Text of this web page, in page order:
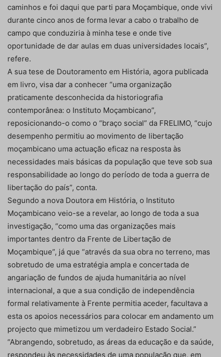
caminhos e foi daqui que parti para Moçambique, onde vivi
durante cinco anos de forma levar a cabo o trabalho de
campo que conduziria à minha tese e onde tive
oportunidade de dar aulas em duas universidades locais”,
refere.
A sua tese de Doutoramento em História, agora publicada
em livro, visa dar a conhecer “uma organização
praticamente desconhecida da historiografia
contemporânea: o Instituto Moçambicano”,
reposicionando-o como o “braço social” da FRELIMO, “cujo
desempenho permitiu ao movimento de libertação
moçambicano uma actuação eficaz na resposta às
necessidades mais básicas da população que teve sob sua
responsabilidade ao longo do período de toda a guerra de
libertação do país”, conta.
Segundo a nova Doutora em História, o Instituto
Moçambicano veio-se a revelar, ao longo de toda a sua
investigação, “como uma das organizações mais
importantes dentro da Frente de Libertação de
Moçambique”, já que “através da sua obra no terreno, mas
sobretudo de uma estratégia ampla e concertada de
angariação de fundos de ajuda humanitária ao nível
internacional, a que a sua condição de independência
formal relativamente à Frente permitia aceder, facultava a
esta os apoios necessários para colocar em andamento um
projecto que mimetizou um verdadeiro Estado Social.”
“Abrangendo, sobretudo, as áreas da educação e da saúde,
respondeu às necessidades de uma população que, em